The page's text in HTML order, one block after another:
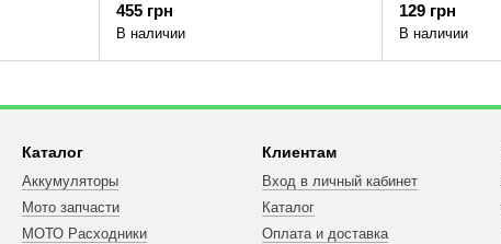
455 грн
В наличии
129 грн
В наличии
Каталог
Аккумуляторы
Мото запчасти
МОТО Расходники
Клиентам
Вход в личный кабинет
Каталог
Оплата и доставка